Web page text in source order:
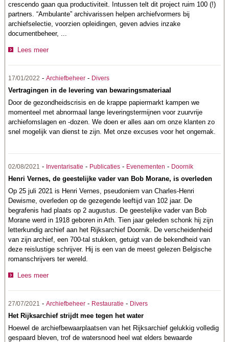
crescendo gaan qua productiviteit. Intussen telt dit project ruim 100 (!)
partners. “Ambulante” archivarissen helpen archiefvormers bij
archiefselectie, voorzien opleidingen, geven advies inzake
documentbeheer, ...
Lees meer
17/01/2022 -Archiefbeheer - Divers
Vertragingen in de levering van bewaringsmateriaal
Door de gezondheidscrisis en de krappe papiermarkt kampen we
momenteel met abnormaal lange leveringstermijnen voor zuurvrije
archiefomslagen en -dozen. We doen er alles aan om onze klanten zo
snel mogelijk van dienst te zijn. Met onze excuses voor het ongemak.
02/08/2021 - Inventarisatie - Publicaties - Evenementen - Doornik
Henri Vernes, de geestelijke vader van Bob Morane, is overleden
Op 25 juli 2021 is Henri Vernes, pseudoniem van Charles-Henri
Dewisme, overleden op de gezegende leeftijd van 102 jaar. De
begrafenis had plaats op 2 augustus. De geestelijke vader van Bob
Morane werd in 1918 geboren in Ath. Tien jaar geleden schonk hij zijn
letterkundig archief aan het Rijksarchief Doornik. De verscheidenheid
van zijn archief, een 700-tal stukken, getuigt van de bekendheid van
deze reislustige schrijver. Hij is een van de meest gelezen Belgische
romanschrijvers ter wereld.
Lees meer
27/07/2021 -Archiefbeheer - Restauratie - Divers
Het Rijksarchief strijdt mee tegen het water
Hoewel de archiefbewaarplaatsen van het Rijksarchief gelukkig volledig
gespaard bleven, trof de watersnood heel wat elders bewaarde